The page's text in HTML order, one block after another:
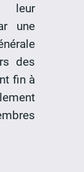
une
des
fin à